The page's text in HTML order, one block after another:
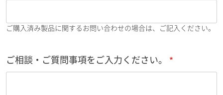
ご購入済み製品に関するお問い合わせの場合は、ご記入ください。
ご相談・ご質問事項をご入力ください。